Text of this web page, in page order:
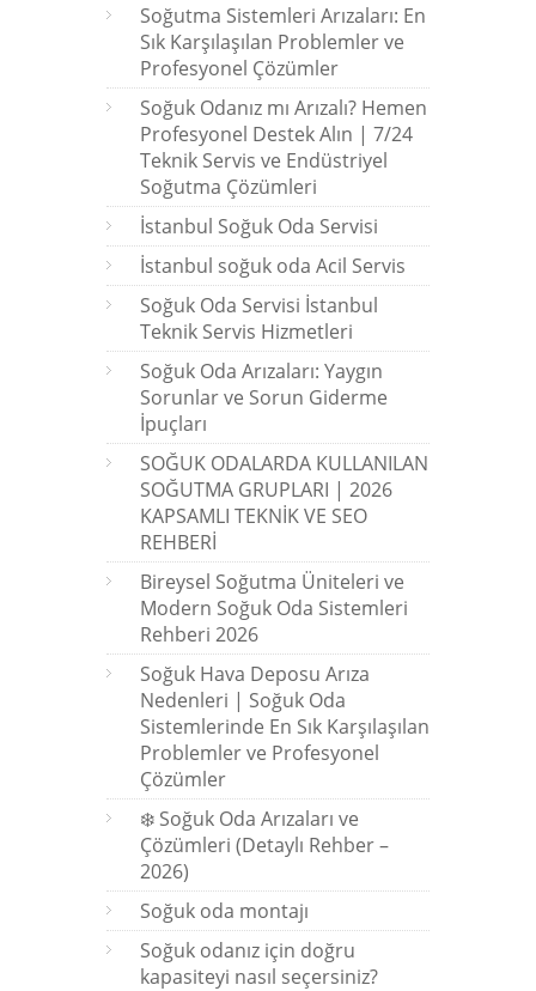
Soğutma Sistemleri Arızaları: En
Sık Karşılaşılan Problemler ve
Profesyonel Çözümler
Soğuk Odanız mı Arızalı? Hemen
Profesyonel Destek Alın | 7/24
Teknik Servis ve Endüstriyel
Soğutma Çözümleri
İstanbul Soğuk Oda Servisi
İstanbul soğuk oda Acil Servis
Soğuk Oda Servisi İstanbul
Teknik Servis Hizmetleri
Soğuk Oda Arızaları: Yaygın
Sorunlar ve Sorun Giderme
İpuçları
SOĞUK ODALARDA KULLANILAN
SOĞUTMA GRUPLARI | 2026
KAPSAMLI TEKNİK VE SEO
REHBERİ
Bireysel Soğutma Üniteleri ve
Modern Soğuk Oda Sistemleri
Rehberi 2026
Soğuk Hava Deposu Arıza
Nedenleri | Soğuk Oda
Sistemlerinde En Sık Karşılaşılan
Problemler ve Profesyonel
Çözümler
❄️ Soğuk Oda Arızaları ve
Çözümleri (Detaylı Rehber –
2026)
Soğuk oda montajı
Soğuk odanız için doğru
kapasiteyi nasıl seçersiniz?